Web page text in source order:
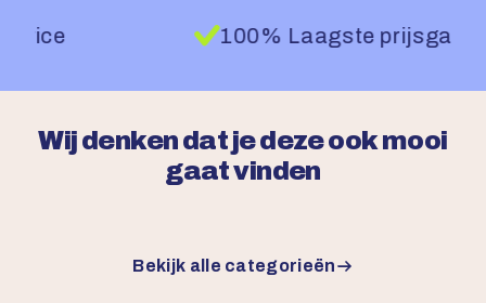
100% Laagste prijsgarantie
Wij denken dat je deze ook mooi
gaat vinden
Bekijk alle categorieën